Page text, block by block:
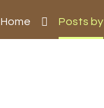
Home Posts by